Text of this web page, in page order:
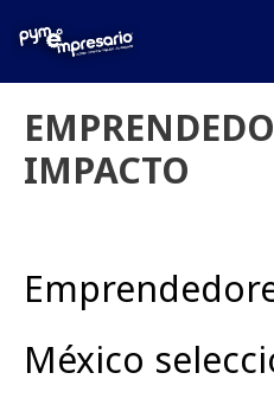
IMPACTO
México